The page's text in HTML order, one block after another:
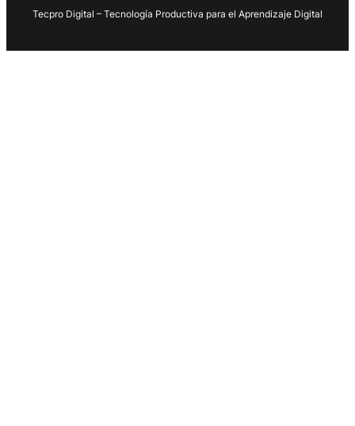
Tecpro Digital – Tecnología Productiva para el Aprendizaje Digital